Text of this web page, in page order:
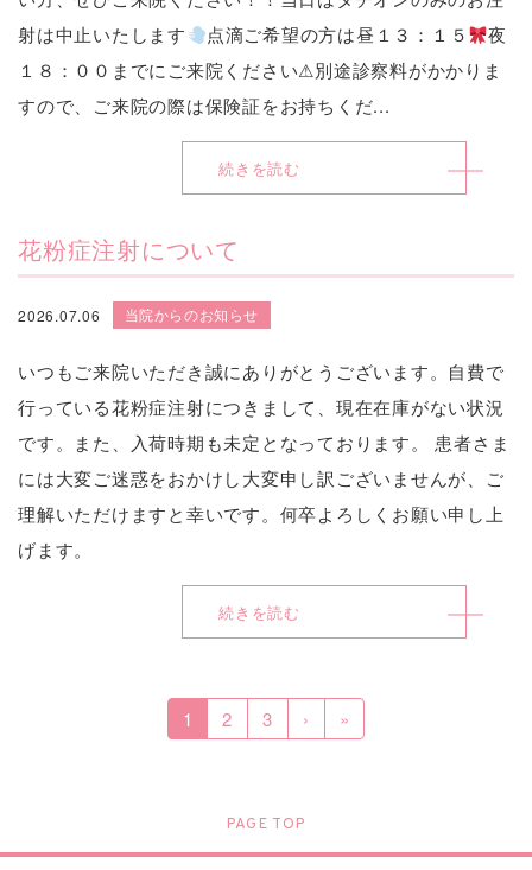
射は中止いたします
点滴ご希望の方は昼１３：１５
夜
１８：００までにご来院ください⚠別途診察料がかかりま
すので、ご来院の際は保険証をお持ちくだ...
続きを読む
花粉症注射について
2026.07.06 当院からのお知らせ
いつもご来院いただき誠にありがとうございます。自費で
行っている花粉症注射につきまして、現在在庫がない状況
です。また、入荷時期も未定となっております。 患者さま
には大変ご迷惑をおかけし大変申し訳ございませんが、ご
理解いただけますと幸いです。何卒よろしくお願い申し上
げます。
続きを読む
1 2 3 › »
PAGE TOP